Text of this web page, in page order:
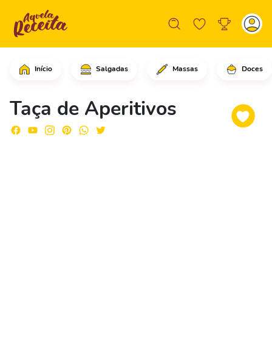
Início Salgadas Massas Doces
Taça de Aperitivos
Comece adicionando em cada taça,